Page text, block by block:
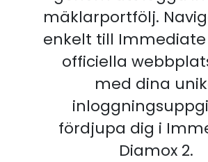
mäklarportfölj.
enkelt till Immediate
officiella
med dina
fördjupa dig i
Diamox 2.